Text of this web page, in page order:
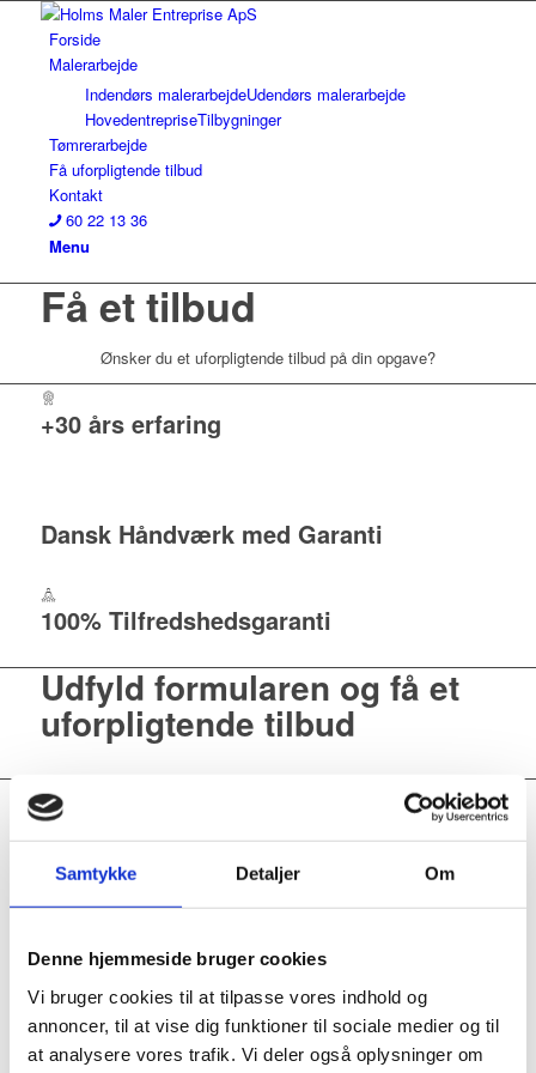
Samtykke Detaljer Om
Denne hjemmeside bruger cookies
Vi bruger cookies til at tilpasse vores indhold og
annoncer, til at vise dig funktioner til sociale medier og til
at analysere vores trafik. Vi deler også oplysninger om
Forside
Malerarbejde
Indendørs malerarbejdeUdendørs malerarbejde
HovedentrepriseTilbygninger
Tømrerarbejde
Få uforpligtende tilbud
Kontakt
60 22 13 36
Menu
Få et tilbud
Ønsker du et uforpligtende tilbud på din opgave?
+30 års erfaring
Dansk Håndværk med Garanti
100% Tilfredshedsgaranti
Udfyld formularen og få et
uforpligtende tilbud
Det siger kunderne
Hos Holms Maler Entreprise vægter vi vores kunders tilfredshed
Super service og kvalitetsarbejde
Jeg havde tapet som skulle repareres og et loft som trængte til at